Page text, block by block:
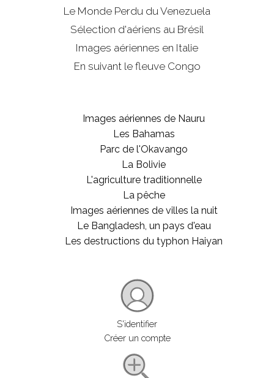
Le Monde Perdu du Venezuela
Sélection d'aériens au Brésil
Images aériennes en Italie
En suivant le fleuve Congo
Images aériennes de Nauru
Les Bahamas
Parc de l'Okavango
La Bolivie
L'agriculture traditionnelle
La pêche
Images aériennes de villes la nuit
Le Bangladesh, un pays d'eau
Les destructions du typhon Haiyan
S'identifier
Créer un compte